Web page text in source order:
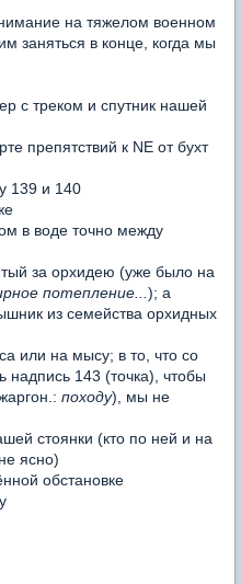
на тяжелом военном
заняться в конце, когда мы
с треком и спутник нашей
препятствий к NE от бухт
139 и 140
в воде точно между
за орхидею (уже было на
потепление... ); а
из семейства орхидных
или на мысу; в то, что со
надпись 143 (точка), чтобы
походу), мы не
стоянки (кто по ней и на
ясно)
обстановке